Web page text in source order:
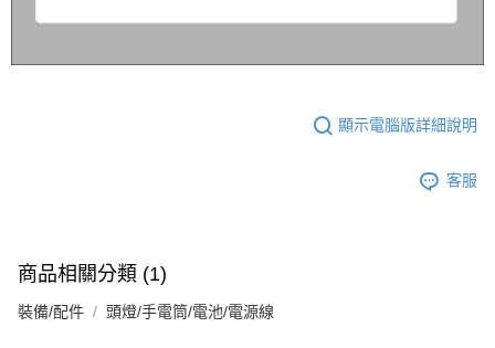
顯示電腦版詳細說明
客服
商品相關分類 (1)
裝備/配件 頭燈/手電筒/電池/電源線